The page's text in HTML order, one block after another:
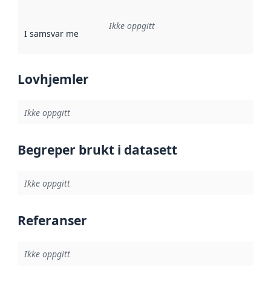
I samsvar med Referanse til en implementasjonsregel
Ikke oppgitt
Lovhjemler
Ikke oppgitt
Begreper brukt i datasett
Ikke oppgitt
Referanser
Ikke oppgitt